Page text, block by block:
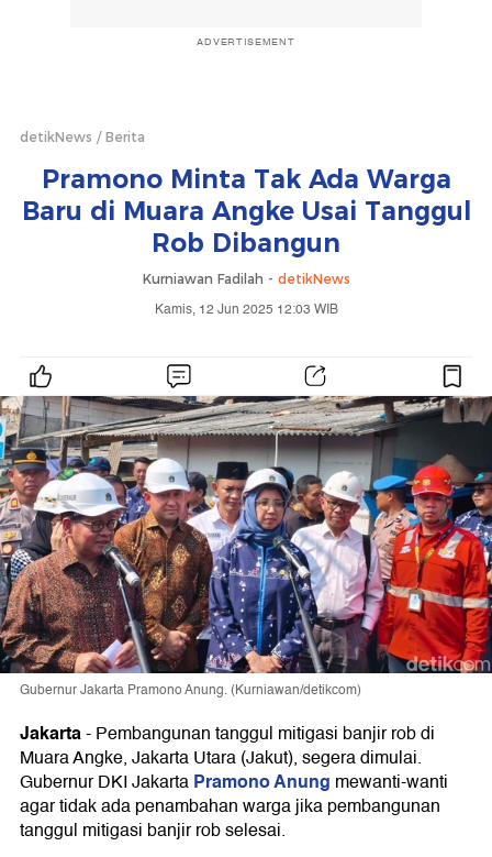
ADVERTISEMENT
detikNews Berita
Pramono Minta Tak Ada Warga
Baru di Muara Angke Usai Tanggul
Rob Dibangun
Kurniawan Fadilah - detikNews
Kamis, 12 Jun 2025 12:03 WIB
Gubernur Jakarta Pramono Anung. (Kurniawan/detikcom)
Jakarta-Pembangunan tanggul mitigasi banjir rob di
Muara Angke, Jakarta Utara (Jakut), segera dimulai.
Gubernur DKI JakartaPramono Anung mewanti-wanti
agar tidak ada penambahan warga jika pembangunan
tanggul mitigasi banjir rob selesai.